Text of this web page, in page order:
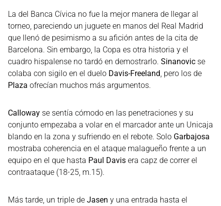
La del Banca Cívica no fue la mejor manera de llegar al
torneo, pareciendo un juguete en manos del Real Madrid
que llenó de pesimismo a su afición antes de la cita de
Barcelona. Sin embargo, la Copa es otra historia y el
cuadro hispalense no tardó en demostrarlo. Sinanovic se
colaba con sigilo en el duelo Davis-Freeland, pero los de
Plaza ofrecían muchos más argumentos.
Calloway se sentía cómodo en las penetraciones y su
conjunto empezaba a volar en el marcador ante un Unicaja
blando en la zona y sufriendo en el rebote. Solo Garbajosa
mostraba coherencia en el ataque malagueño frente a un
equipo en el que hasta Paul Davis era capz de correr el
contraataque (18-25, m.15).
Más tarde, un triple de Jasen y una entrada hasta el